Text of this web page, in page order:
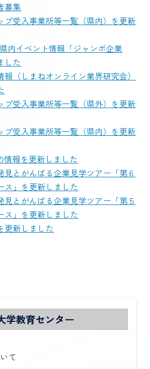
募集
プ受入事業所等一覧（県内）を更新
県内イベント情報「ジャンボ企業
した
報（しまねオンライン業界研究会）
プ受入事業所等一覧（県外）を更新
プ受入事業所等一覧（県内）を更新
情報を更新しました
見とがんばる企業見学ツアー「第６
ス」を更新しました
見とがんばる企業見学ツアー「第５
ス」を更新しました
更新しました
学教育センター
て